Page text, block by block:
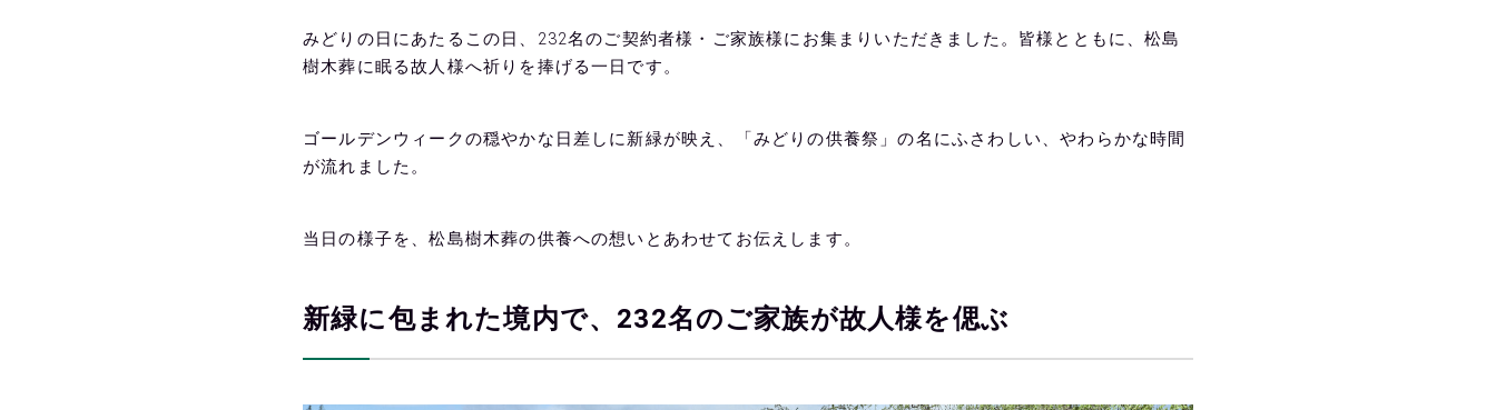
みどりの日にあたるこの日、232名のご契約者様・ご家族様にお集まりいただきました。皆様とともに、松島
樹木葬に眠る故人様へ祈りを捧げる一日です。
ゴールデンウィークの穏やかな日差しに新緑が映え、「みどりの供養祭」の名にふさわしい、やわらかな時間
が流れました。
当日の様子を、松島樹木葬の供養への想いとあわせてお伝えします。
新緑に包まれた境内で、232名のご家族が故人様を偲ぶ